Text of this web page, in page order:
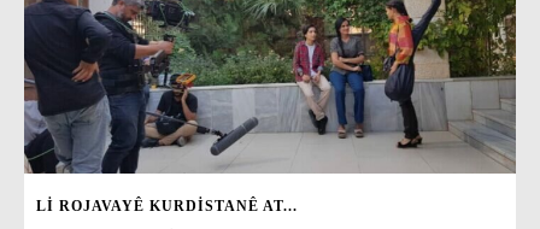
LI ROJAVAYÊ KURDISTANÊ AT...